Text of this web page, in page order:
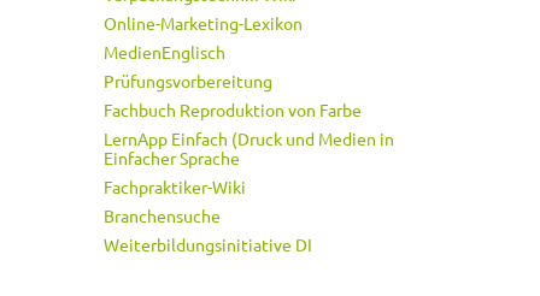
Online-Marketing-Lexikon
MedienEnglisch
Prüfungsvorbereitung
Fachbuch Reproduktion von Farbe
LernApp Einfach (Druck und Medien in
Einfacher Sprache
Fachpraktiker-Wiki
Branchensuche
Weiterbildungsinitiative DI